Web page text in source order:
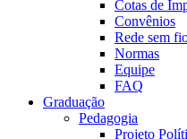
Cotas de
Convênios
Rede sem
Normas
Equipe
FAQ
Graduação
Pedagogia
Projeto